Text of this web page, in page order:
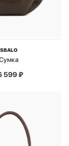
SBALO
599₽